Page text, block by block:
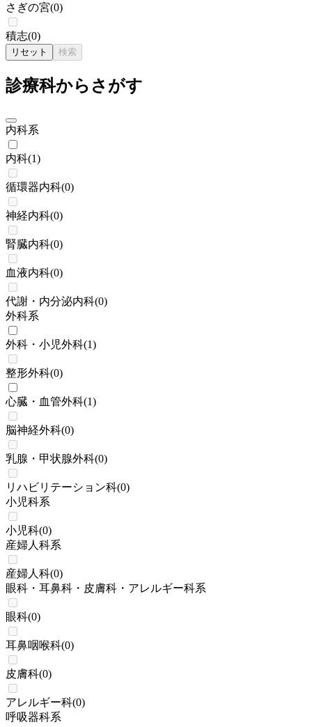
さぎの宮(0)
積志(0)
リセット 検索
診療科からさがす
内科系
内科(1)
循環器内科(0)
神経内科(0)
腎臓内科(0)
血液内科(0)
代謝・内分泌内科(0)
外科系
外科・小児外科(1)
整形外科(0)
心臓・血管外科(1)
脳神経外科(0)
乳腺・甲状腺外科(0)
リハビリテーション科(0)
小児科系
小児科(0)
産婦人科系
産婦人科(0)
眼科・耳鼻科・皮膚科・アレルギー科系
眼科(0)
耳鼻咽喉科(0)
皮膚科(0)
アレルギー科(0)
呼吸器科系